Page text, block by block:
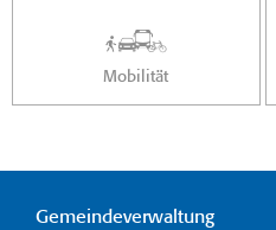
Mobilität
Gemeindeverwaltung